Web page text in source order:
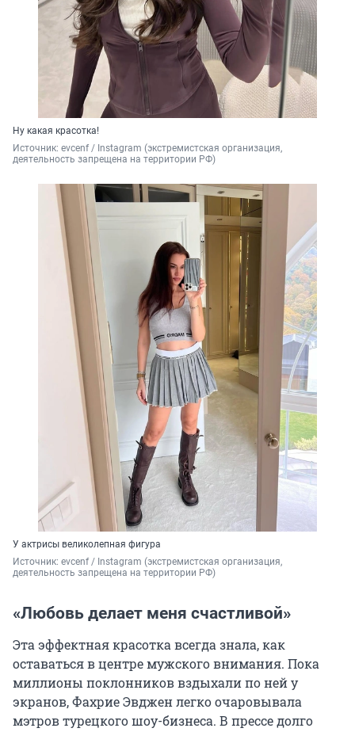
Ну какая красотка!
Источник: evcenf / Instagram (экстремистская организация,
деятельность запрещена на территории РФ)
У актрисы великолепная фигура
Источник: evcenf / Instagram (экстремистская организация,
деятельность запрещена на территории РФ)
«Любовь делает меня счастливой»
Эта эффектная красотка всегда знала, как
оставаться в центре мужского внимания. Пока
миллионы поклонников вздыхали по ней у
экранов, Фахрие Эвджен легко очаровывала
мэтров турецкого шоу-бизнеса. В прессе долго